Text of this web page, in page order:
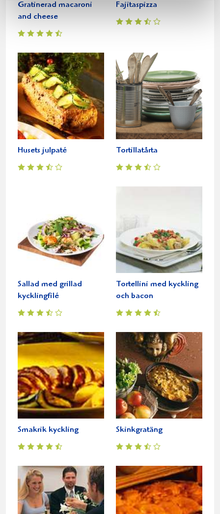
Gratinerad macaroni
and cheese
Fajitaspizza
Husets julpaté Tortillatårta
Sallad med grillad
kycklingfilé
Tortellini med kyckling
och bacon
Smakrik kyckling Skinkgratäng